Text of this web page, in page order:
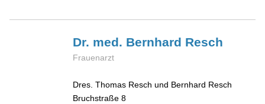
Dr. med. Bernhard Resch
Frauenarzt
Dres. Thomas Resch und Bernhard Resch
Bruchstraße 8